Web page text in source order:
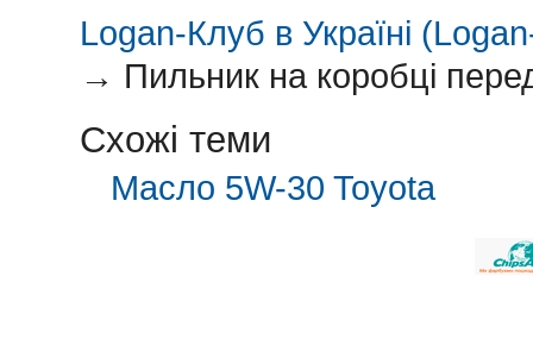
Logan-Клуб в Україні
→ Пильник на коробці
Схожі теми
Масло 5W-30 Toyota